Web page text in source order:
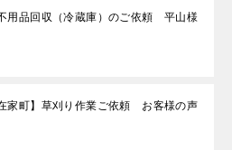
用品回収（冷蔵庫）のご依頼 平山様
在家町】草刈り作業ご依頼 お客様の声